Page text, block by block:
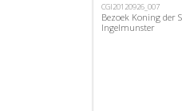
CGI20120926_007
Bezoek Koning der
Ingelmunster